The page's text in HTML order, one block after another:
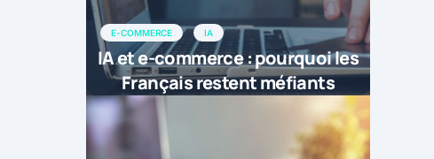
E-COMMERCE IA
IA et e-commerce : pourquoi les
Français restent méfiants